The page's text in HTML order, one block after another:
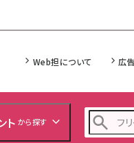
Web担について 広
ト から探す